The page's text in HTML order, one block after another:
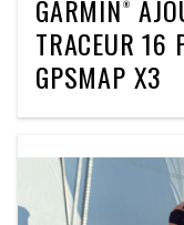
GARMIN®
TRACEUR 16
GPSMAP X3